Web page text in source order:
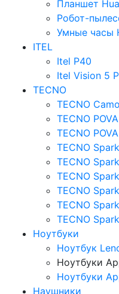
Планшет
Робот-
Умные часы
ITEL
Itel P40
Itel Vision 5
TECNO
TECNO
TECNO
TECNO
TECNO
TECNO
TECNO
TECNO
TECNO
TECNO
Ноутбуки
Ноутбук
Ноутбуки
Ноутбуки
Наушники